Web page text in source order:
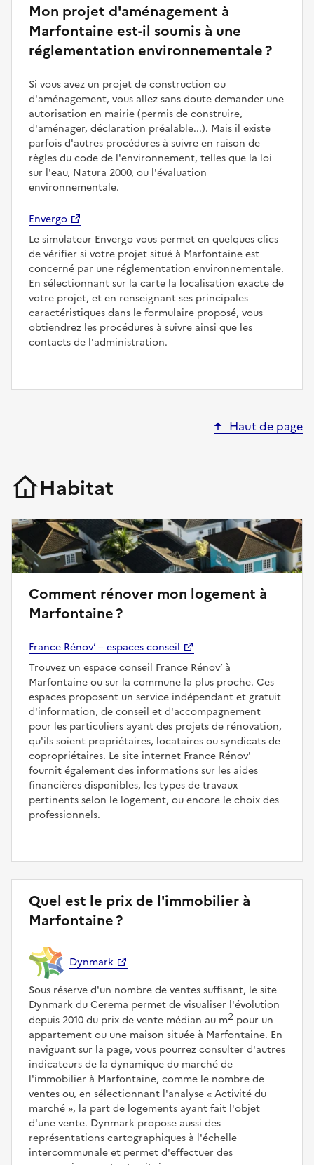
Mon projet d'aménagement à
Marfontaine est-il soumis à une
réglementation environnementale ?
Si vous avez un projet de construction ou
d'aménagement, vous allez sans doute demander une
autorisation en mairie (permis de construire,
d'aménager, déclaration préalable...). Mais il existe
parfois d'autres procédures à suivre en raison de
règles du code de l'environnement, telles que la loi
sur l'eau, Natura 2000, ou l'évaluation
environnementale.
Envergo
Le simulateur Envergo vous permet en quelques clics
de vérifier si votre projet situé à Marfontaine est
concerné par une réglementation environnementale.
En sélectionnant sur la carte la localisation exacte de
votre projet, et en renseignant ses principales
caractéristiques dans le formulaire proposé, vous
obtiendrez les procédures à suivre ainsi que les
contacts de l'administration.
Haut de page
Habitat
Comment rénover mon logement à
Marfontaine ?
France Rénov’ – espaces conseil
Trouvez un espace conseil France Rénov’ à
Marfontaine ou sur la commune la plus proche. Ces
espaces proposent un service indépendant et gratuit
d'information, de conseil et d'accompagnement
pour les particuliers ayant des projets de rénovation,
qu'ils soient propriétaires, locataires ou syndicats de
copropriétaires. Le site internet France Rénov'
fournit également des informations sur les aides
financières disponibles, les types de travaux
pertinents selon le logement, ou encore le choix des
professionnels.
Quel est le prix de l'immobilier à
Marfontaine ?
Dynmark
Sous réserve d'un nombre de ventes suffisant, le site
Dynmark du Cerema permet de visualiser l'évolution
depuis 2010 du prix de vente médian au m2 pour un
appartement ou une maison située à Marfontaine. En
naviguant sur la page, vous pourrez consulter d'autres
indicateurs de la dynamique du marché de
l'immobilier à Marfontaine, comme le nombre de
ventes ou, en sélectionnant l'analyse
Activité du
marché , la part de logements ayant fait l'objet
d'une vente. Dynmark propose aussi des
représentations cartographiques à l'échelle
intercommunale et permet d'effectuer des